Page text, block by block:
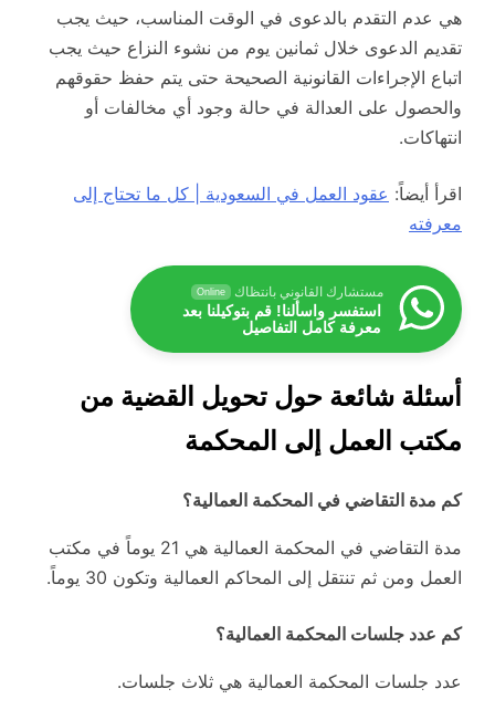
هي عدم التقدم بالدعوى في الوقت المناسب، حيث يجب
تقديم الدعوى خلال ثمانين يوم من نشوء النزاع حيث يجب
اتباع الإجراءات القانونية الصحيحة حتى يتم حفظ حقوقهم
والحصول على العدالة في حالة وجود أي مخالفات أو
انتهاكات.
اقرأ أيضاً: عقود العمل في السعودية | كل ما تحتاج إلى
معرفته
مستشارك القانوني بانتظاك Online
استفسر واسألنا! قم بتوكيلنا بعد
معرفة كامل التفاصيل
أسئلة شائعة حول تحويل القضية من
مكتب العمل إلى المحكمة
كم مدة التقاضي في المحكمة العمالية؟
مدة التقاضي في المحكمة العمالية هي 21 يوماً في مكتب
العمل ومن ثم تنتقل إلى المحاكم العمالية وتكون 30 يوماً.
كم عدد جلسات المحكمة العمالية؟
عدد جلسات المحكمة العمالية هي ثلاث جلسات.